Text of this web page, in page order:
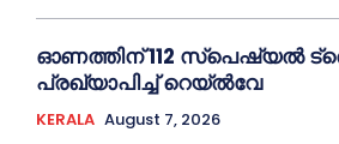
ഓണത്തിന് 112 സ്പെഷ്യല്‍
പ്രഖ്യാപിച്ച്‌ റെയ്ല്‍വേ
KERALA August 7, 2026